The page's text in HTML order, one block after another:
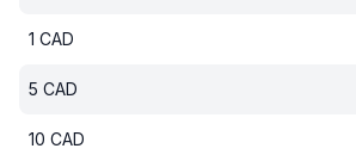
1 CAD
5 CAD
10 CAD